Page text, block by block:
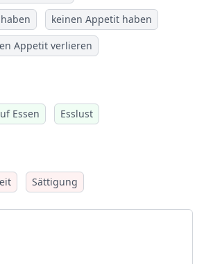
keinen Appetit haben
Appetit verlieren
Essen Esslust
Sättigung